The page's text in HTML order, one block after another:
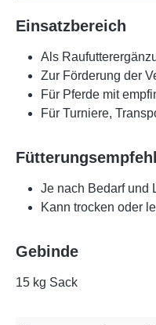
Einsatzbereich
Als
Zur Förderung der
Für Pferde mit
Für Turniere,
Je nach Bedarf und
Kann trocken oder
Gebinde
15 kg Sack